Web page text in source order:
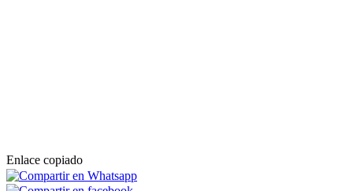
Enlace copiado